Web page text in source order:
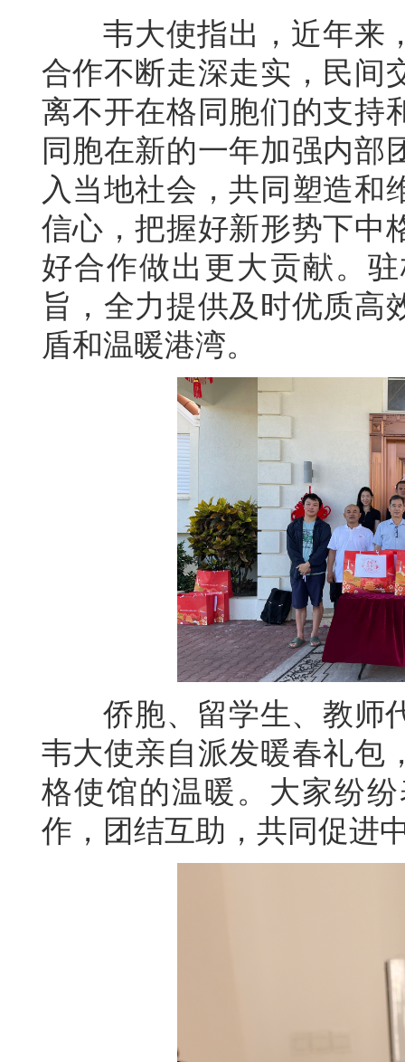
韦大使指出，近年来，
合作不断走深走实，民间
离不开在格同胞们的支持
同胞在新的一年加强内部
入当地社会，共同塑造和
信心，把握好新形势下中
好合作做出更大贡献。
旨，全力提供及时优质高
盾和温暖港湾。
侨胞、留学生、教师代
韦大使亲自派发暖春礼包
格使馆的温暖。大家纷
作，团结互助，共同促进